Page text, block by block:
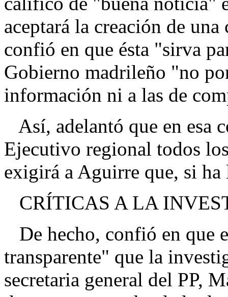
aceptará la creación de
confió en que ésta "sirva
Gobierno madrileño "no
información ni a las de
Así, adelantó que en esa
Ejecutivo regional todos
exigirá a Aguirre que, si ha
CRÍTICAS A LA
De hecho, confió en que
transparente" que la
secretaria general del PP,